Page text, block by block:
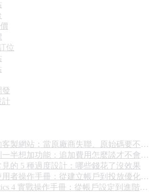
位
發
計
接手別人做的客製網站：當原廠商失聯、原始碼要不回來，你能怎麼辦
客製網站做到一半想加功能：追加費用怎麼談才不會撕破臉
的 5 種過度設計：哪些錢花了沒效果
Google Ads 使用者操作手冊：從建立帳戶到投放優化的完整實戰指南
Google Analytics 4 實戰操作手冊：從帳戶設定到進階報表完整教學